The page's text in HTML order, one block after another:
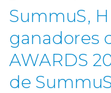
SummuS,
ganadores
AWARDS
de